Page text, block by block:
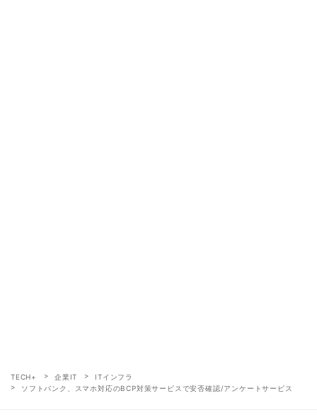
TECH+ 企業IT
ITインフラ
ソフトバンク、スマホ対応のBCP対策サービスで安否確認/アンケートサービス